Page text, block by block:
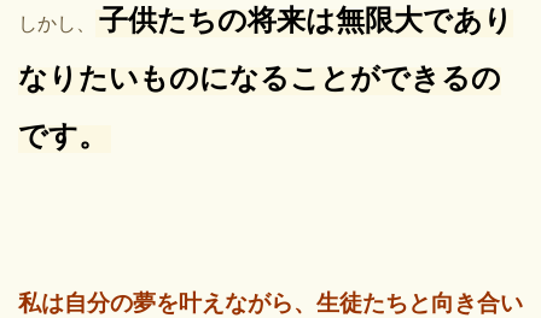
しかし、
子供たちの将来は無限大であり
なりたいものになることができるの
です。
私は自分の夢を叶えながら、生徒たちと向き合い